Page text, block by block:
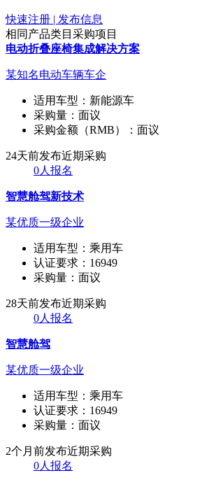
快速注册 | 发布信息
相同产品类目采购项目
电动折叠座椅集成解决方案
某知名电动车辆车企
适用车型： 新能源车
采购量： 面议
采购金额（RMB）： 面议
24天前发布近期采购
0人报名
智慧舱驾新技术
某优质一级企业
适用车型： 乘用车
认证要求： 16949
采购量： 面议
28天前发布近期采购
0人报名
智慧舱驾
某优质一级企业
适用车型： 乘用车
认证要求： 16949
采购量： 面议
2个月前发布近期采购
0人报名